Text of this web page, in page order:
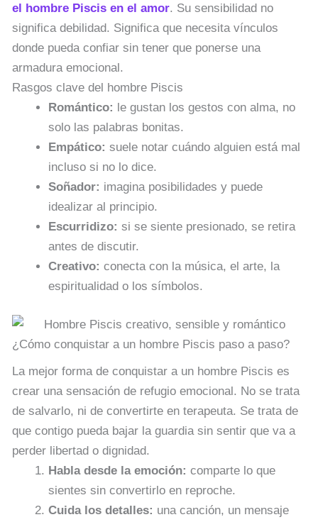
el hombre Piscis en el amor. Su sensibilidad no
significa debilidad. Significa que necesita vínculos
donde pueda confiar sin tener que ponerse una
armadura emocional.
Rasgos clave del hombre Piscis
Romántico: le gustan los gestos con alma, no
solo las palabras bonitas.
Empático: suele notar cuándo alguien está mal
incluso si no lo dice.
Soñador: imagina posibilidades y puede
idealizar al principio.
Escurridizo: si se siente presionado, se retira
antes de discutir.
Creativo: conecta con la música, el arte, la
espiritualidad o los símbolos.
¿Cómo conquistar a un hombre Piscis paso a paso?
La mejor forma de conquistar a un hombre Piscis es
crear una sensación de refugio emocional. No se trata
de salvarlo, ni de convertirte en terapeuta. Se trata de
que contigo pueda bajar la guardia sin sentir que va a
perder libertad o dignidad.
Habla desde la emoción: comparte lo que
sientes sin convertirlo en reproche.
Cuida los detalles: una canción, un mensaje